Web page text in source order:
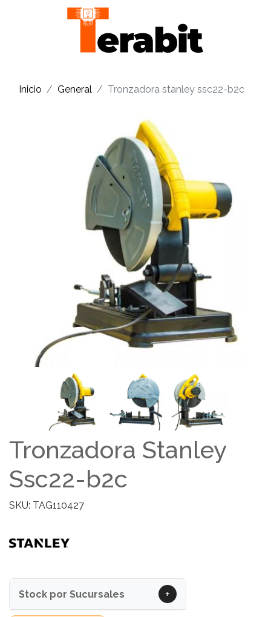
Inicio General Tronzadora stanley ssc22-b2c
Tronzadora Stanley
Ssc22-b2c
SKU: TAG110427
Stock por Sucursales +